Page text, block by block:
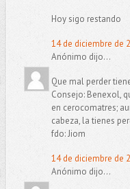
Hoy sigo restando
14 de diciembre de
Anónimo dijo...
Que mal perder
Consejo: Benexol,
en cerocomatres;
cabeza, la tienes
fdo: Jiom
14 de diciembre de
Anónimo dijo...